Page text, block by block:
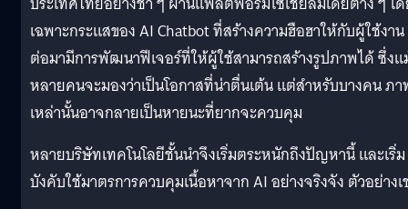
เฉพาะกระแสของ AI Chatbot ที่สร้างความฮือฮาให้กับผู้ใช้งาน
ต่อมามีการพัฒนาฟีเจอร์ที่ให้ผู้ใช้สามารถสร้างรูปภาพได้ ซึ่ง
หลายคนจะมองว่าเป็นโอกาสที่น่าตื่นเต้น แต่สำหรับบางคน ภ
เหล่านั้นอาจกลายเป็นหายนะที่ยากจะควบคุม
หลายบริษัทเทคโนโลยีชั้นนำจึงเริ่มตระหนักถึงปัญหานี้ และเริ่ม
บังคับใช้มาตรการควบคุมเนื้อหาจาก AI อย่างจริงจัง ตัวอย่าง